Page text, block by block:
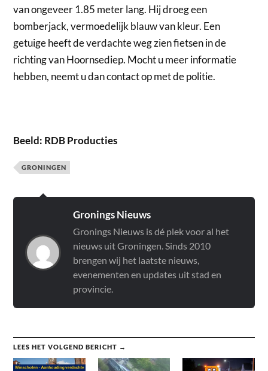
van ongeveer 1.85 meter lang. Hij droeg een
bomberjack, vermoedelijk blauw van kleur. Een
getuige heeft de verdachte weg zien fietsen in de
richting van Hoornsediep. Mocht u meer informatie
hebben, neemt u dan contact op met de politie.
Beeld: RDB Producties
GRONINGEN
Gronings Nieuws
Gronings Nieuws is dé plek voor al het
nieuws uit Groningen. Sinds 2010
brengen wij het laatste nieuws,
evenementen en updates uit stad en
provincie.
LEES HET VOLGEND BERICHT →